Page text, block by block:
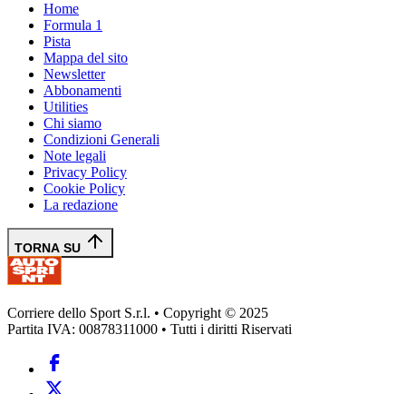
Home
Formula 1
Pista
Mappa del sito
Newsletter
Abbonamenti
Utilities
Chi siamo
Condizioni Generali
Note legali
Privacy Policy
Cookie Policy
La redazione
TORNA SU
Corriere dello Sport S.r.l. • Copyright © 2025
Partita IVA: 00878311000 • Tutti i diritti Riservati